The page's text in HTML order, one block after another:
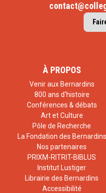
À PROPOS
Venir aux Bernardins
800 ans d'histoire
Conférences & débats
Art et Culture
Pôle de Recherche
La Fondation des Bernardins
Nos partenaires
PRIXM-RITRIT-BIBLUS
Institut Lustiger
Librairie des Bernardins
Accessibilité